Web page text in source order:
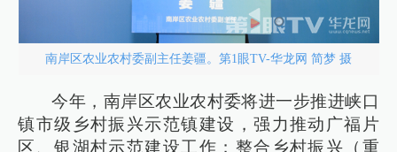
南岸区农业农村委副主任姜疆。第1眼TV-华龙网 简梦 摄
今年，南岸区农业农村委将进一步推进峡口
镇市级乡村振兴示范镇建设，强力推动广福片
区、银湖村示范建设工作；整合乡村振兴（重